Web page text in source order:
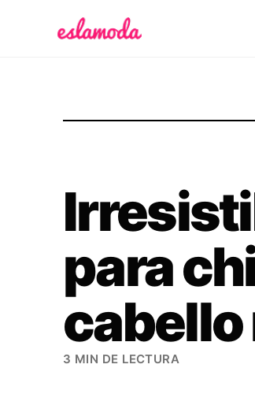
para
3 MIN DE LECTURA